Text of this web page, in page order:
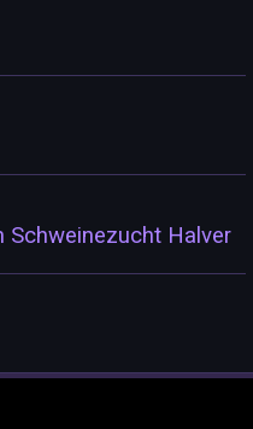
Schweinezucht Halver